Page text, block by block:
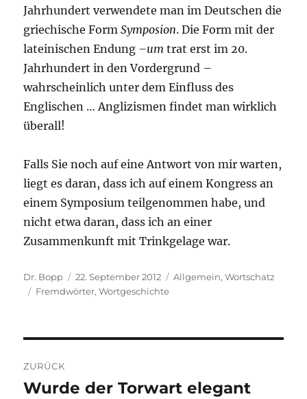
Jahrhundert verwendete man im Deutschen die
griechische FormSymposion. Die Form mit der
lateinischen Endung –um trat erst im 20.
Jahrhundert in den Vordergrund –
wahrscheinlich unter dem Einfluss des
Englischen … Anglizismen findet man wirklich
überall!
Falls Sie noch auf eine Antwort von mir warten,
liegt es daran, dass ich auf einem Kongress an
einem Symposium teilgenommen habe, und
nicht etwa daran, dass ich an einer
Zusammenkunft mit Trinkgelage war.
Autor
Dr. Bopp
Veröffentlicht
am
22. September 2012 Kategorien
Allgemein,Wortschatz
Schlagwörter
Fremdwörter,Wortgeschichte
ZURÜCK
Vorheriger
Wurde der Torwart elegant